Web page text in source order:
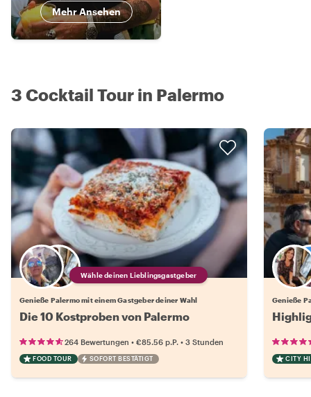
Mehr Ansehen
3 Cocktail Tour in Palermo
Wähle deinen Lieblingsgastgeber
Genieße Palermo mit einem Gastgeber deiner Wahl
Die 10 Kostproben von Palermo
264 Bewertungen • €85.56 p.P. • 3 Stunden
FOOD TOUR SOFORT BESTÄTIGT
Genieße
CITY